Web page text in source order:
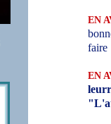
EN
faire
EN